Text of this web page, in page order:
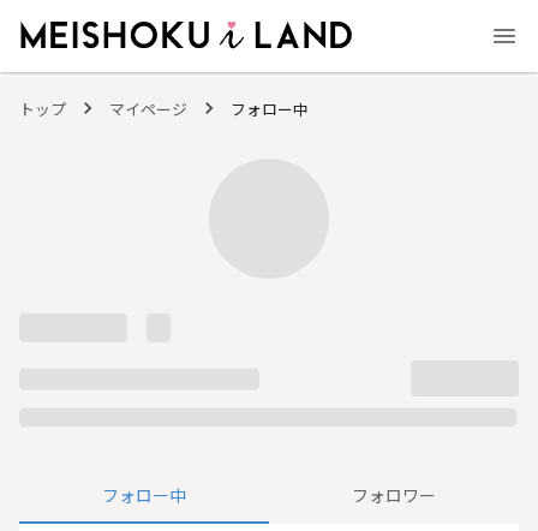
トップ マイページ フォロー中
フォロー中 フォロワー